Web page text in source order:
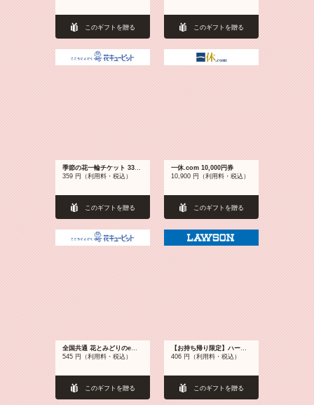
このギフトを贈る このギフトを贈る
季節の花一輪チケット 330円
359 円（利用料・税込）
このギフトを贈る
一休.com 10,000円券
10,900 円（利用料・税込）
このギフトを贈る
全国共通 花とみどりのeチケット 500円
545 円（利用料・税込）
このギフトを贈る
【お持ち帰り限定】ハーゲンダッツ7種（税込373円）いずれか1個
406 円（利用料・税込）
このギフトを贈る